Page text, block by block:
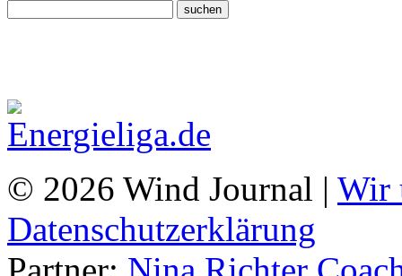
© 2026 Wind Journal | Wir
Datenschutzerklärung